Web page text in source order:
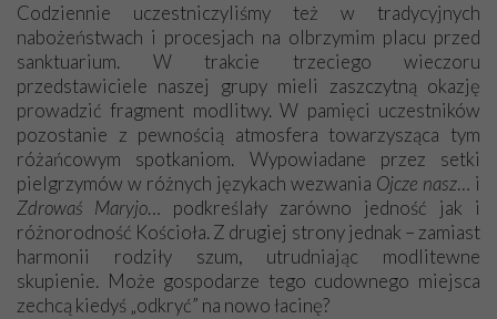
Codziennie uczestniczyliśmy też w tradycyjnych
nabożeństwach i procesjach na olbrzymim placu przed
sanktuarium. W trakcie trzeciego wieczoru
przedstawiciele naszej grupy mieli zaszczytną okazję
prowadzić fragment modlitwy. W pamięci uczestników
pozostanie z pewnością atmosfera towarzysząca tym
różańcowym spotkaniom. Wypowiadane przez setki
pielgrzymów w różnych językach wezwania Ojcze nasz… i
Zdrowaś Maryjo… podkreślały zarówno jedność jak i
różnorodność Kościoła. Z drugiej strony jednak – zamiast
harmonii rodziły szum, utrudniając modlitewne
skupienie. Może gospodarze tego cudownego miejsca
zechcą kiedyś „odkryć” na nowo łacinę?